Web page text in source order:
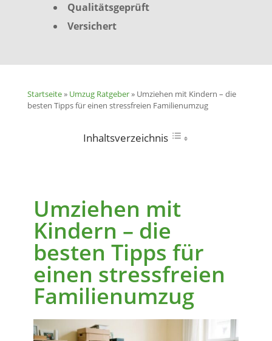
Qualitätsgeprüft
Versichert
Startseite» Umzug Ratgeber» Umziehen mit Kindern – die
besten Tipps für einen stressfreien Familienumzug
Inhaltsverzeichnis
Umziehen mit
Kindern – die
besten Tipps für
einen stressfreien
Familienumzug